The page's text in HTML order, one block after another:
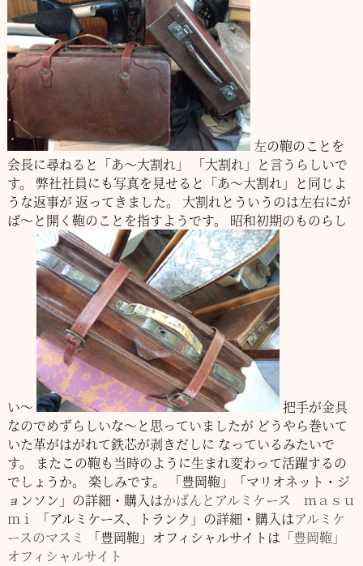
左の鞄のことを
会長に尋ねると「あ～大割れ」
「大割れ」と言うらしいで
す。
弊社社員にも写真を見せると「あ～大割れ」と同じよ
うな返事が返ってきました。
大割れとういうのは左右にが
ば～と開く鞄のことを指すようです。
昭和初期のものらし
い～
把手が金具
なのでめずらしいな～と思っていましたがどうやら巻いて
いた革がはがれて鉄芯が剥きだしに なっているみたいで
す。
またこの鞄も当時のように生まれ変わって活躍するの
でしょうか。
楽しみです。
「豊岡鞄」「マリオネット・ジ
ョンソン」の詳細・購入はかばんとアルミケース ｍａｓｕ
ｍｉ
「アルミケース、トランク」の詳細・購入はアルミケ
ースのマスミ
「豊岡鞄」オフィシャルサイトは 「豊岡鞄」
オフィシャルサイト